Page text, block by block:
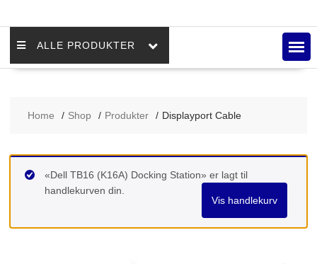
ALLE PRODUKTER
Home Shop Produkter Displayport Cable
«Dell TB16 (K16A) Docking Station» er lagt til
handlekurven din.
Vis handlekurv